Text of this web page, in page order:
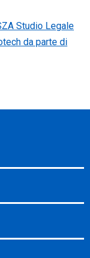
Studio Legale
da parte di